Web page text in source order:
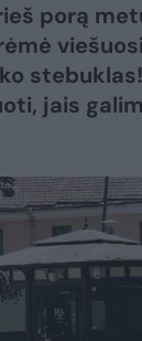
porą
jais